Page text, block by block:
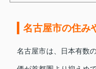
名古屋市の住み
名古屋市は、日本有数